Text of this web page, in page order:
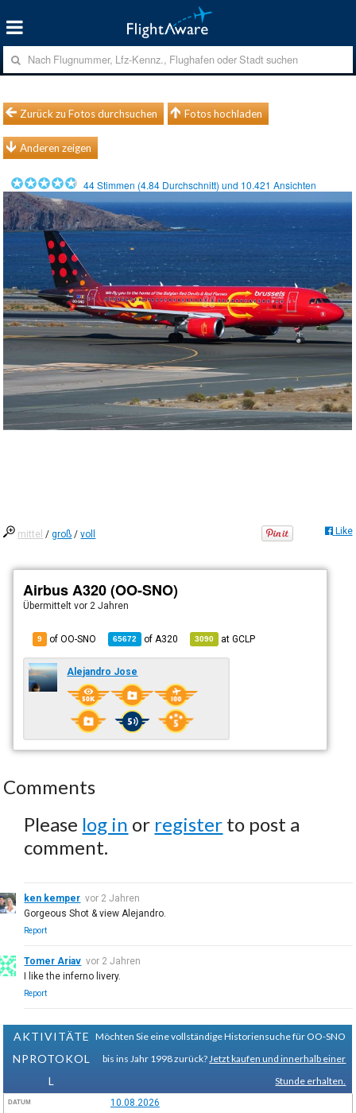
Zurück zu Fotos durchsuchen Fotos hochladen
Anderen zeigen
44Stimmen (4.84 Durchschnitt) und 10.421 Ansichten
mittel /groß /voll Like
Airbus A320 (OO-SNO)
Übermitteltvor 2 Jahren
9 of OO-SNO 65672 of A320 3090 atGCLP
Alejandro Jose
Comments
Please log in or register to post a
comment.
ken kemper vor 2 Jahren
Gorgeous Shot & view Alejandro.
Report
Tomer Ariav vor 2 Jahren
I like the inferno livery.
Report
AKTIVITÄTE
NPROTOKOL
L
Möchten Sie eine vollständige Historiensuche für OO-SNO
bis ins Jahr 1998 zurück? Jetzt kaufen und innerhalb einer
Stunde erhalten.
DATUM 10.08.2026